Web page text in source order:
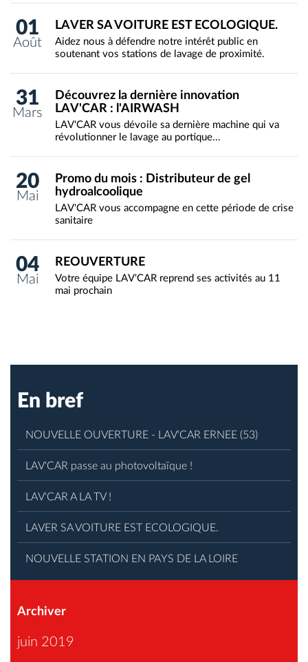
01
Août
LAVER SA VOITURE EST ECOLOGIQUE.
Aidez nous à défendre notre intérêt public en
soutenant vos stations de lavage de proximité.
31
Mars
Découvrez la dernière innovation
LAV'CAR : l'AIRWASH
LAV'CAR vous dévoile sa dernière machine qui va
révolutionner le lavage au portique...
20
Mai
Promo du mois : Distributeur de gel
hydroalcoolique
LAV'CAR vous accompagne en cette période de crise
sanitaire
04
Mai
REOUVERTURE
Votre équipe LAV'CAR reprend ses activités au 11
mai prochain
En bref
NOUVELLE OUVERTURE - LAV'CAR ERNEE (53)
LAV'CAR passe au photovoltaïque !
LAV'CAR A LA TV !
LAVER SA VOITURE EST ECOLOGIQUE.
NOUVELLE STATION EN PAYS DE LA LOIRE
Archiver
juin 2019